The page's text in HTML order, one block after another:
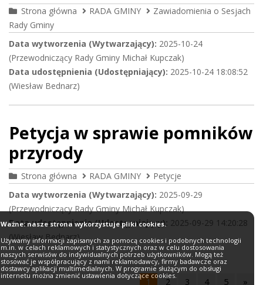
Strona główna RADA GMINY
Zawiadomienia o Sesjach
Rady Gminy
Data wytworzenia (Wytwarzający): 2025-10-24
(Przewodniczący Rady Gminy Michał Kupczak)
Data udostępnienia (Udostępniający): 2025-10-24 18:08:52
(Wiesław Bednarz)
Petycja w sprawie pomników
przyrody
Strona główna RADA GMINY
Petycje
Data wytworzenia (Wytwarzający): 2025-09-29
(Przewodniczący Rady Gminy Michał Kupczak)
Data udostępnienia (Udostępniający): 2025-09-29 14:20:28
(Wiesław Bednarz)
1 2 3 4 5 »
Ważne: nasze strona wykorzystuje pliki cookies.
Używamy informacji zapisanych za pomocą cookies i podobnych technologii
m.in. w celach reklamowych i statystycznych oraz w celu dostosowania
naszych serwisów do indywidualnych potrzeb użytkowników. Mogą też
stosować je współpracujący z nami reklamodawcy, firmy badawcze oraz
dostawcy aplikacji multimedialnych. W programie służącym do obsługi
internetu można zmienić ustawienia dotyczące cookies.